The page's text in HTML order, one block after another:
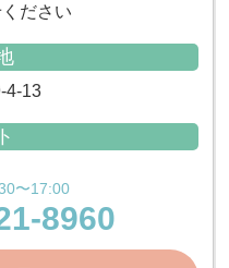
ださい
4-13
〜17:00
8960